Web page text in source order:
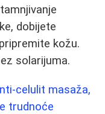
dobijete
kožu.
solarijuma.
celulit masaža,
trudnoće